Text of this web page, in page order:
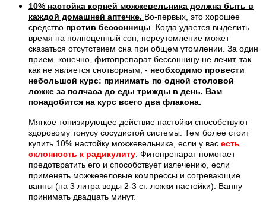
10% настойка корней можжевельника должна быть в
каждой домашней аптечке. Во-первых, это хорошее
средство против бессонницы . Когда удается выделить
время на полноценный сон, переутомление может
сказаться отсутствием сна при общем утомлении. За один
прием, конечно, фитопрепарат бессонницу не лечит, так
как не является снотворным, - необходимо провести
небольшой курс: принимать по одной столовой
ложке за полчаса до еды трижды в день. Вам
понадобится на курс всего два флакона.
Мягкое тонизирующее действие настойки способствуют
здоровому тонусу сосудистой системы. Тем более стоит
купить 10% настойку можжевельника, если у вас есть
склонность к радикулиту . Фитопрепарат помогает
предотвратить его и способствует излечению, если
применять можжевеловые компрессы и согревающие
ванны (на 3 литра воды 2-3 ст. ложки настойки). Ванну
принимать двадцать минут.